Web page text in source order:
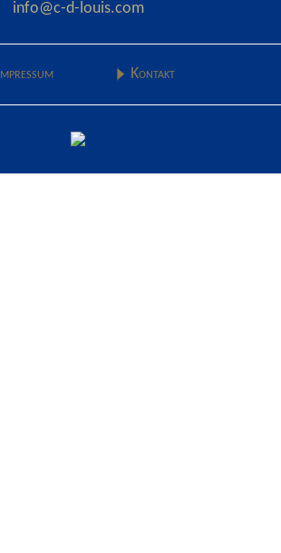
info@c-d-louis.com
Impressum Kontakt